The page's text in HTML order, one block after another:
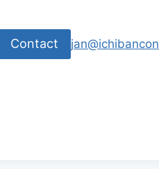
Contact